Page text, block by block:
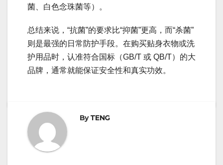
菌、白色念珠菌等）。
总结来说，“抗菌”的要求比“抑菌”更高，而“杀菌”
则是最强的日常防护手段。在购买贴身衣物或洗
护用品时，认准符合国标（GB/T 或 QB/T）的大
品牌，通常就能保证安全性和真实功效。
ByTENG